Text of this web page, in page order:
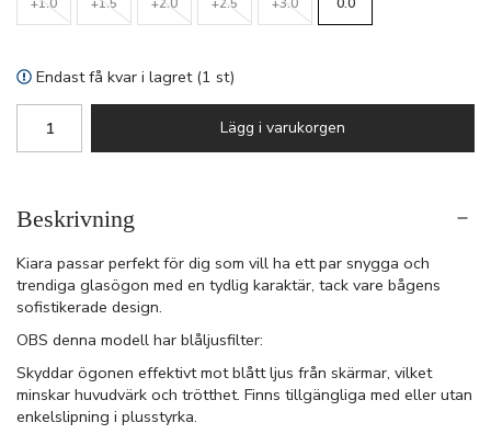
Endast få kvar i lagret (1 st)
Lägg i varukorgen
Beskrivning
Kiara passar perfekt för dig som vill ha ett par snygga och
trendiga glasögon med en tydlig karaktär, tack vare bågens
sofistikerade design.
OBS denna modell har blåljusfilter:
Skyddar ögonen effektivt mot blått ljus från skärmar, vilket
minskar huvudvärk och trötthet. Finns tillgängliga med eller utan
enkelslipning i plusstyrka.